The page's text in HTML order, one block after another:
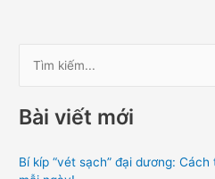
m
i
Bài viết mới
Bí kíp “vét sạch” đại dương: